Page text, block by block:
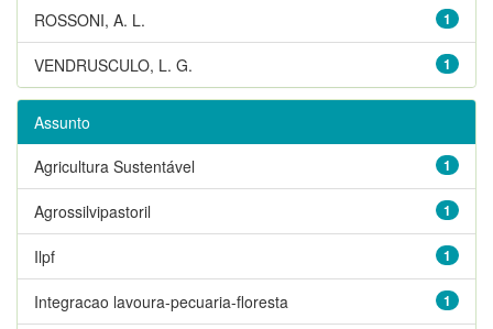
1
ROSSONI, A. L.
1
VENDRUSCULO, L. G.
Assunto
1
Agricultura Sustentável
1
Agrossilvipastoril
1
Ilpf
1
Integracao lavoura-pecuaria-floresta